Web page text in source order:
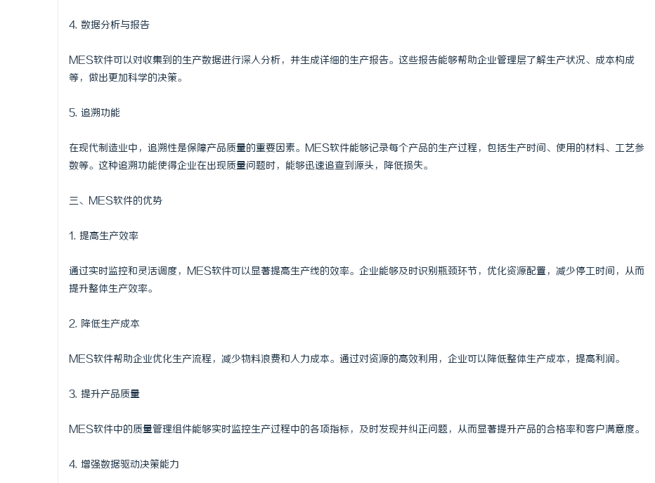
4. 数据分析与报告
MES软件可以对收集到的生产数据进行深入分析，并生成详细的生产报告。这些报告能够帮助企业管理层了解生产状况、成本构成
等，做出更加科学的决策。
5. 追溯功能
在现代制造业中，追溯性是保障产品质量的重要因素。MES软件能够记录每个产品的生产过程，包括生产时间、使用的材料、工艺参
数等。这种追溯功能使得企业在出现质量问题时，能够迅速追查到源头，降低损失。
三、MES软件的优势
1. 提高生产效率
通过实时监控和灵活调度，MES软件可以显著提高生产线的效率。企业能够及时识别瓶颈环节，优化资源配置，减少停工时间，从而
提升整体生产效率。
2. 降低生产成本
MES软件帮助企业优化生产流程，减少物料浪费和人力成本。通过对资源的高效利用，企业可以降低整体生产成本，提高利润。
3. 提升产品质量
MES软件中的质量管理组件能够实时监控生产过程中的各项指标，及时发现并纠正问题，从而显著提升产品的合格率和客户满意度。
4. 增强数据驱动决策能力